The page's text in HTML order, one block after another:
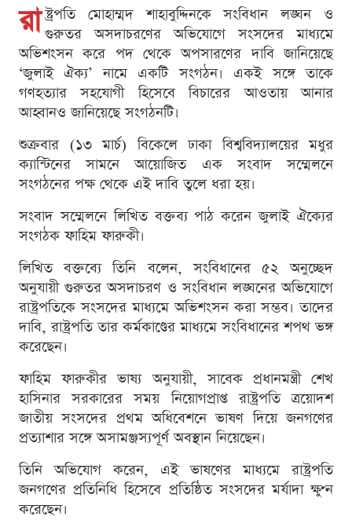
রা ষ্ট্রপতি মোহাম্মদ শাহাবুদ্দিনকে সংবিধান লঙ্ঘন ও
গুরুতর অসদাচরণের অভিযোগে সংসদের মাধ্যমে
অভিশংসন করে পদ থেকে অপসারণের দাবি জানিয়েছে
‘জুলাই ঐক্য’ নামে একটি সংগঠন। একই সঙ্গে তাকে
গণহত্যার সহযোগী হিসেবে বিচারের আওতায় আনার
আহ্বানও জানিয়েছে সংগঠনটি।
শুক্রবার (১৩ মার্চ) বিকেলে ঢাকা বিশ্ববিদ্যালয়ের মধুর
ক্যান্টিনের সামনে আয়োজিত এক সংবাদ সম্মেলনে
সংগঠনের পক্ষ থেকে এই দাবি তুলে ধরা হয়।
সংবাদ সম্মেলনে লিখিত বক্তব্য পাঠ করেন জুলাই ঐক্যের
সংগঠক ফাহিম ফারুকী।
লিখিত বক্তব্যে তিনি বলেন, সংবিধানের ৫২ অনুচ্ছেদ
অনুযায়ী গুরুতর অসদাচরণ ও সংবিধান লঙ্ঘনের অভিযোগে
রাষ্ট্রপতিকে সংসদের মাধ্যমে অভিশংসন করা সম্ভব। তাদের
দাবি, রাষ্ট্রপতি তার কর্মকাণ্ডের মাধ্যমে সংবিধানের শপথ ভঙ্গ
করেছেন।
ফাহিম ফারুকীর ভাষ্য অনুযায়ী, সাবেক প্রধানমন্ত্রী শেখ
হাসিনার সরকারের সময় নিয়োগপ্রাপ্ত রাষ্ট্রপতি ত্রয়োদশ
জাতীয় সংসদের প্রথম অধিবেশনে ভাষণ দিয়ে জনগণের
প্রত্যাশার সঙ্গে অসামঞ্জস্যপূর্ণ অবস্থান নিয়েছেন।
তিনি অভিযোগ করেন, এই ভাষণের মাধ্যমে রাষ্ট্রপতি
জনগণের প্রতিনিধি হিসেবে প্রতিষ্ঠিত সংসদের মর্যাদা ক্ষুণ্ন
করেছেন।